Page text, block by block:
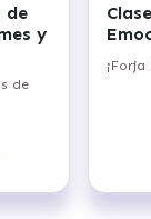
en el Ámbito
potencial de los
ahora